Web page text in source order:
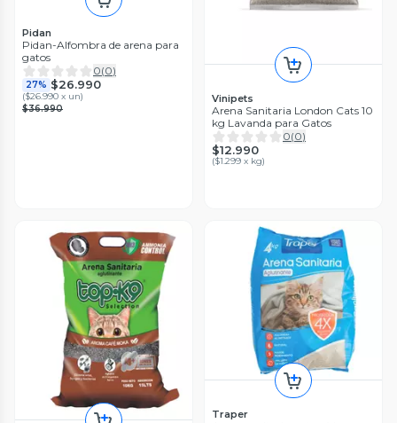
Pidan
Pidan-Alfombra de arena para
gatos
0(0)
27% $26.990
($26.990 x un)
$36.990
Vinipets
Arena Sanitaria London Cats 10
kg Lavanda para Gatos
0(0)
$12.990
($1.299 x kg)
Traper